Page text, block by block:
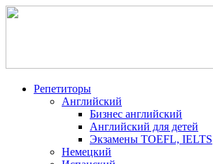
Репетиторы
Английский
Бизнес английский
Английский для детей
Экзамены TOEFL, IELTS
Немецкий